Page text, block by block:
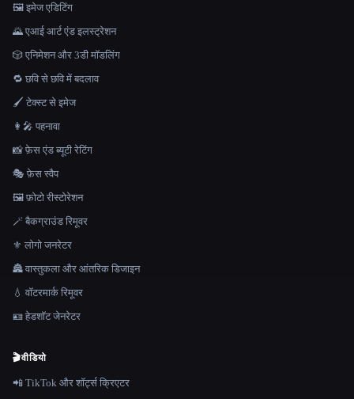
🖼️ इमेज एडिटिंग
🌄 एआई आर्ट एंड इलस्ट्रेशन
🎲 एनिमेशन और 3डी मॉडलिंग
🔁 छवि से छवि में बदलाव
🖌️ टेक्स्ट से इमेज
👩‍🎤 पहनावा
📸 फ़ेस एंड ब्यूटी रेटिंग
🎭 फ़ेस स्वैप
🖼️ फ़ोटो रीस्टोरेशन
🪄 बैकग्राउंड रिमूवर
⚜️ लोगो जनरेटर
🏯 वास्तुकला और आंतरिक डिजाइन
💧 वॉटरमार्क रिमूवर
🪪 हेडशॉट जेनरेटर
🎬वीडियो
📲 TikTok और शॉर्ट्स क्रिएटर